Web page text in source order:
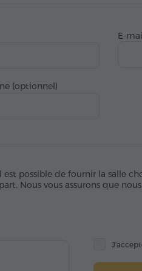
E-
(optionnel)
possible de fournir la salle
Nous vous assurons que